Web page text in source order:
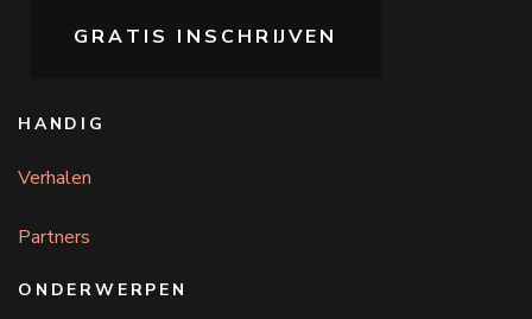
HANDIG
Verhalen
Partners
ONDERWERPEN